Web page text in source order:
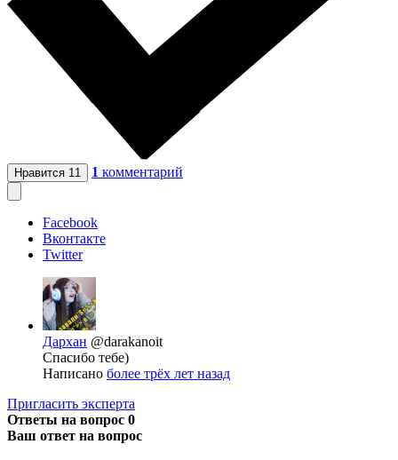
Нравится 11 1 комментарий
Facebook
Вконтакте
Twitter
Дархан @darakanoit
Спасибо тебе)
Написано более трёх лет назад
Пригласить эксперта
Ответы на вопрос 0
Ваш ответ на вопрос